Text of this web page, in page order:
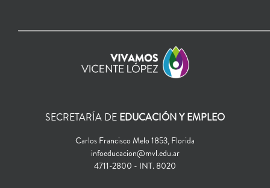
SECRETARÍA DE EDUCACIÓN Y EMPLEO
Carlos Francisco Melo 1853, Florida
infoeducacion@mvl.edu.ar
4711-2800 - INT. 8020